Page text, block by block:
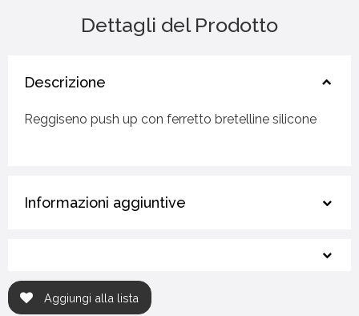
Dettagli del Prodotto
Descrizione
Reggiseno push up con ferretto bretelline silicone
Informazioni aggiuntive
Aggiungi alla lista